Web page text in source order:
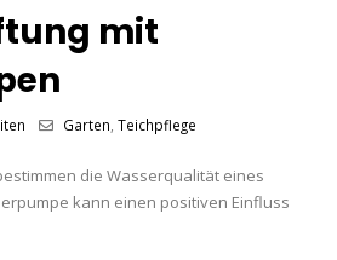
mit
Garten ,Teichpflege
die Wasserqualität eines
kann einen positiven Einfluss